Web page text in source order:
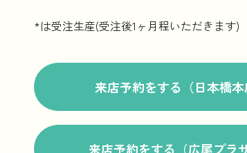
*は受注生産(受注後1ヶ月程いただきます)
来店予約をする（日本橋本
来店予約をする（広尾プラザ